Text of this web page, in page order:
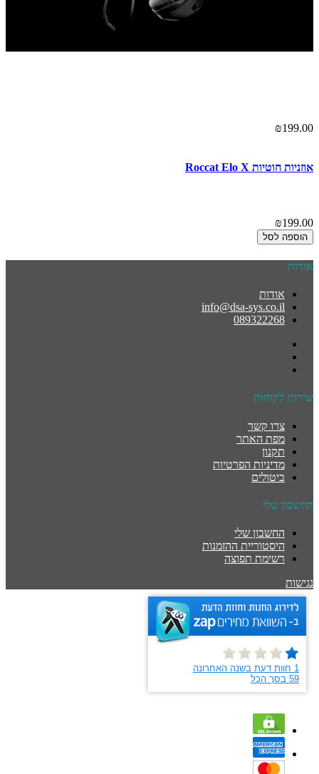
₪199.00
אוזניות ‏חוטיות Roccat Elo X
₪199.00
הוספה לסל
אודות
אודות
info@dsa-sys.co.il
089322268
שירות לקוחות
צרו קשר
מפת האתר
תקנון
מדיניות הפרטיות
ביטולים
החשבון שלי
החשבון שלי
היסטוריית ההזמנות
רשימת תפוצה
נגישות